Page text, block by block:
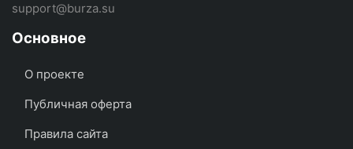
support@burza.su
Основное
О проекте
Публичная оферта
Правила сайта